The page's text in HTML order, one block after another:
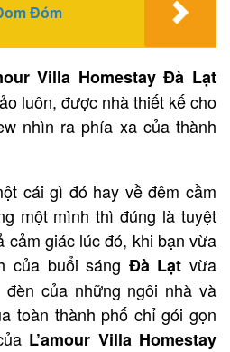
Đóm
Villa Homestay Đà Lạt
luôn, được nhà thiết kế cho
nhìn ra phía xa của thành
cái gì đó hay về đêm cầm
một mình thì đúng là tuyệt
cảm giác lúc đó, khi bạn vừa
của buổi sáng Đà Lạt vừa
của những ngôi nhà và
toàn thành phố chỉ gói gọn
L’amour Villa Homestay